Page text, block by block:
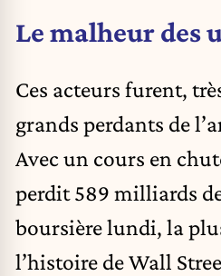
Le malheur des
Ces acteurs furent,
grands perdants de
Avec un cours en
perdit 589 milliards
boursière lundi, la
l’histoire de Wall